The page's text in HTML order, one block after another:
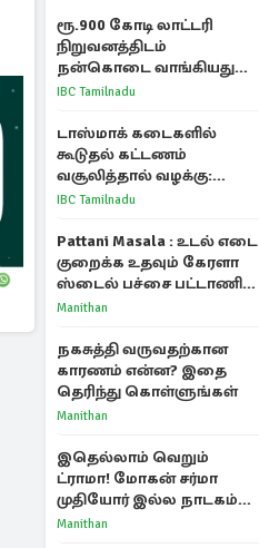
ரூ.900 கோடி லாட்டரி
நிறுவனத்திடம்
நன்கொடை வாங்கியது
ஏன்? உதயநிதி - ஆதவ்
IBC Tamilnadu
டாஸ்மாக் கடைகளில்
கூடுதல் கட்டணம்
வசூலித்தால் வழக்கு:
சென்னை உயர்நீதிமன்றம்
IBC Tamilnadu
Pattani Masala : உடல் எடை
குறைக்க உதவும் கேரளா
ஸ்டைல் பச்சை பட்டாணி
கிரேவி
Manithan
நகசுத்தி வருவதற்கான
காரணம் என்ன? இதை
தெரிந்து கொள்ளுங்கள்
Manithan
இதெல்லாம் வெறும்
ட்ராமா! மோகன் சர்மா
முதியோர் இல்ல நாடகம்
குறித்து குட்டி பத்மினி
Manithan